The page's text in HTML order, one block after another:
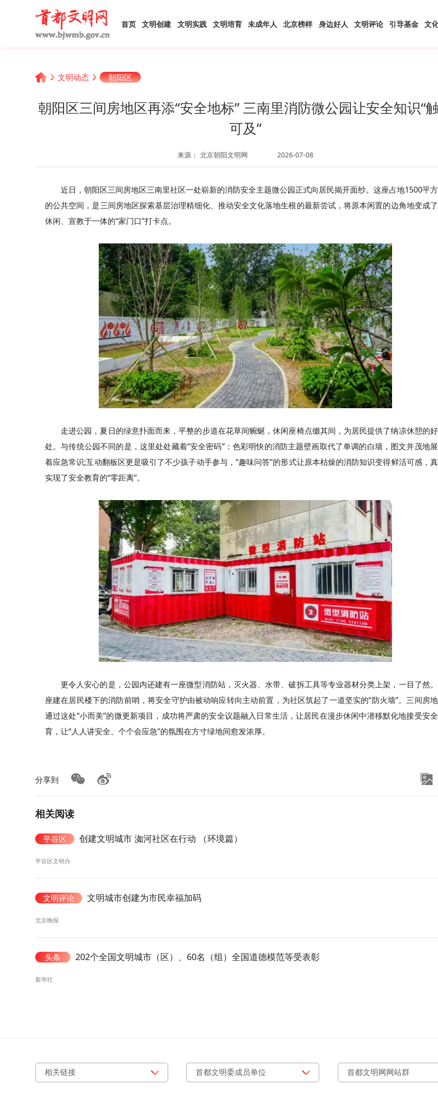
首页 文明创建 文明实践 文明培育 未成年人 北京榜样 身边好人 文明评论 引导基金 文
文明动态 朝阳区
朝阳区三间房地区再添“安全地标” 三南里消防微公园让安全知识“
可及”
来源： 北京朝阳文明网 2026-07-08
近日，朝阳区三间房地区三南里社区一处崭新的消防安全主题微公园正式向居民揭开面纱。这座占地1500平
的公共空间，是三间房地区探索基层治理精细化、推动安全文化落地生根的最新尝试，将原本闲置的边角地变成
休闲、宣教于一体的“家门口”打卡点。
走进公园，夏日的绿意扑面而来，平整的步道在花草间蜿蜒，休闲座椅点缀其间，为居民提供了纳凉休憩的
处。与传统公园不同的是，这里处处藏着“安全密码”：色彩明快的消防主题壁画取代了单调的白墙，图文并茂地
着应急常识;互动翻板区更是吸引了不少孩子动手参与，“趣味问答”的形式让原本枯燥的消防知识变得鲜活可感，
实现了安全教育的“零距离”。
更令人安心的是，公园内还建有一座微型消防站，灭火器、水带、破拆工具等专业器材分类上架，一目了然
座建在居民楼下的消防前哨，将安全守护由被动响应转向主动前置，为社区筑起了一道坚实的“防火墙”。三间房
通过这处“小而美”的微更新项目，成功将严肃的安全议题融入日常生活，让居民在漫步休闲中潜移默化地接受安
育，让“人人讲安全、个个会应急”的氛围在方寸绿地间愈发浓厚。
分享到
相关阅读
平谷区 创建文明城市 洳河社区在行动 （环境篇）
平谷区文明办
文明评论 文明城市创建为市民幸福加码
北京晚报
头条 202个全国文明城市（区）、60名（组）全国道德模范等受表彰
新华社